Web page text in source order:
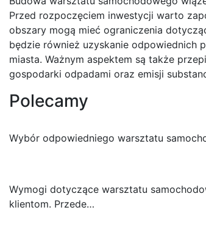
Przed rozpoczęciem inwestycji warto
obszary mogą mieć ograniczenia
będzie również uzyskanie odpowiednich
miasta. Ważnym aspektem są także
gospodarki odpadami oraz emisji
Polecamy
Wybór odpowiedniego warsztatu
Wymogi dotyczące warsztatu
klientom. Przede…